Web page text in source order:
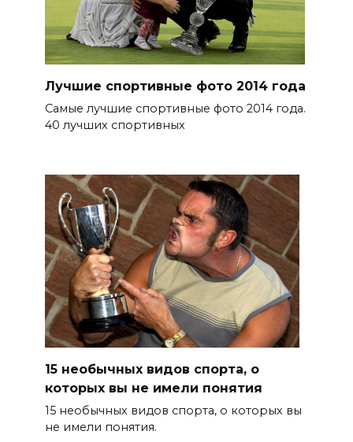
Лучшие спортивные фото 2014 года
Самые лучшие спортивные фото 2014 года.
40 лучших спортивных
15 необычных видов спорта, о
которых вы не имели понятия
15 необычных видов спорта, о которых вы
не имели понятия.